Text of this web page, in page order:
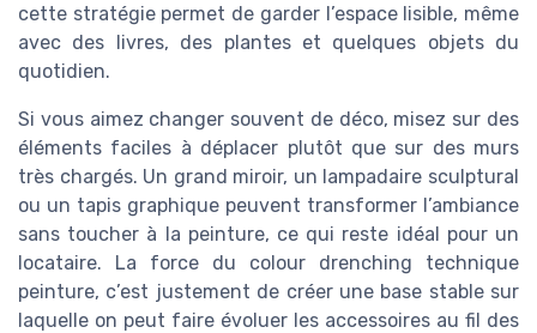
cette stratégie permet de garder l’espace lisible, même
avec des livres, des plantes et quelques objets du
quotidien.
Si vous aimez changer souvent de déco, misez sur des
éléments faciles à déplacer plutôt que sur des murs
très chargés. Un grand miroir, un lampadaire sculptural
ou un tapis graphique peuvent transformer l’ambiance
sans toucher à la peinture, ce qui reste idéal pour un
locataire. La force du colour drenching technique
peinture, c’est justement de créer une base stable sur
laquelle on peut faire évoluer les accessoires au fil des